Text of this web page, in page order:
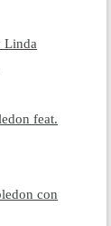
Linda
feat.
con